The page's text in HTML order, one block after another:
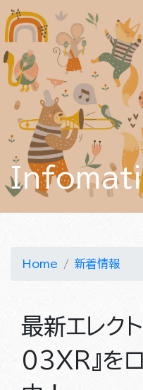
Home 新着情報
最新エレク
03XR』を